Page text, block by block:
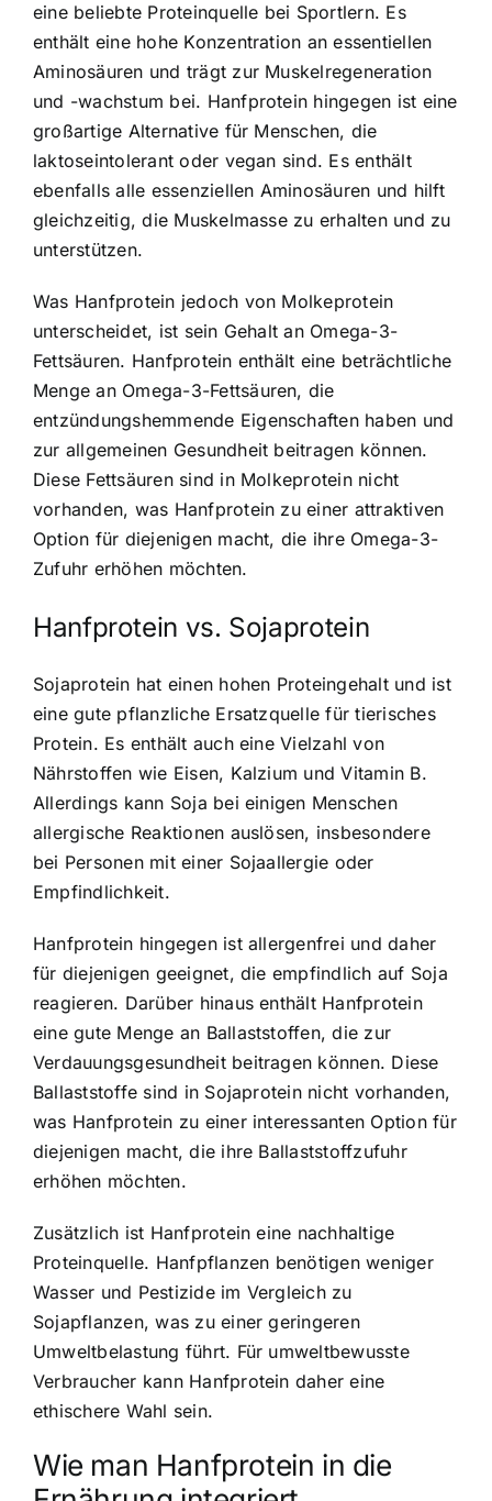
eine beliebte Proteinquelle bei Sportlern. Es
enthält eine hohe Konzentration an essentiellen
Aminosäuren und trägt zur Muskelregeneration
und -wachstum bei. Hanfprotein hingegen ist eine
großartige Alternative für Menschen, die
laktoseintolerant oder vegan sind. Es enthält
ebenfalls alle essenziellen Aminosäuren und hilft
gleichzeitig, die Muskelmasse zu erhalten und zu
unterstützen.
Was Hanfprotein jedoch von Molkeprotein
unterscheidet, ist sein Gehalt an Omega-3-
Fettsäuren. Hanfprotein enthält eine beträchtliche
Menge an Omega-3-Fettsäuren, die
entzündungshemmende Eigenschaften haben und
zur allgemeinen Gesundheit beitragen können.
Diese Fettsäuren sind in Molkeprotein nicht
vorhanden, was Hanfprotein zu einer attraktiven
Option für diejenigen macht, die ihre Omega-3-
Zufuhr erhöhen möchten.
Hanfprotein vs. Sojaprotein
Sojaprotein hat einen hohen Proteingehalt und ist
eine gute pflanzliche Ersatzquelle für tierisches
Protein. Es enthält auch eine Vielzahl von
Nährstoffen wie Eisen, Kalzium und Vitamin B.
Allerdings kann Soja bei einigen Menschen
allergische Reaktionen auslösen, insbesondere
bei Personen mit einer Sojaallergie oder
Empfindlichkeit.
Hanfprotein hingegen ist allergenfrei und daher
für diejenigen geeignet, die empfindlich auf Soja
reagieren. Darüber hinaus enthält Hanfprotein
eine gute Menge an Ballaststoffen, die zur
Verdauungsgesundheit beitragen können. Diese
Ballaststoffe sind in Sojaprotein nicht vorhanden,
was Hanfprotein zu einer interessanten Option für
diejenigen macht, die ihre Ballaststoffzufuhr
erhöhen möchten.
Zusätzlich ist Hanfprotein eine nachhaltige
Proteinquelle. Hanfpflanzen benötigen weniger
Wasser und Pestizide im Vergleich zu
Sojapflanzen, was zu einer geringeren
Umweltbelastung führt. Für umweltbewusste
Verbraucher kann Hanfprotein daher eine
ethischere Wahl sein.
Wie man Hanfprotein in die